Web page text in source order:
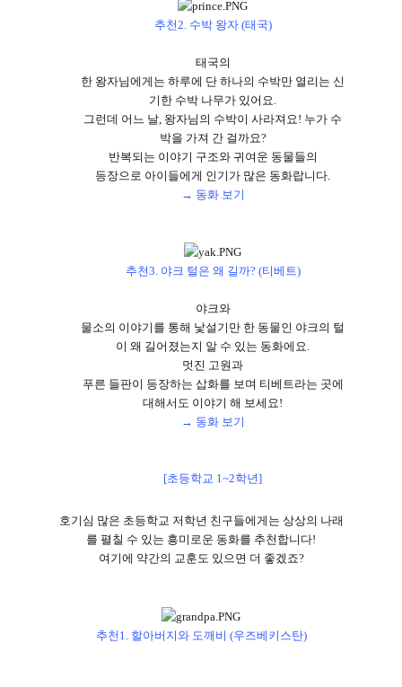
추천2. 수박 왕자(태국)
태국의
한 왕자님에게는 하루에 단 하나의 수박만 열리는 신
기한 수박 나무가 있어요
그런데 어느 날 왕자님의 수박이 사라져요 ! 누가 수
박을 가져 간 걸까요?
반복되는 이야기 구조와 귀여운 동물들의
등장으로 아이들에게 인기가 많은 동화랍니다
→ 동화 보기
추천3. 야크 털은 왜 길까? (티베트)
야크와
물소의 이야기를 통해 낯설기만 한 동물인 야크의 털
이 왜 길어졌는지 알 수 있는 동화에요.
멋진 고원과
푸른 들판이 등장하는 삽화를 보며 티베트라는 곳에
대해서도 이야기 해 보세요!
→ 동화 보기
[초등학교 1~2학년]
호기심 많은 초등학교 저학년 친구들에게는 상상의 나래
를 펼칠 수 있는 흥미로운 동화를 추천합니다!
여기에 약간의 교훈도 있으면 더 좋겠죠?
추천 1. 할아버지와 도깨비 (우즈베키스탄)